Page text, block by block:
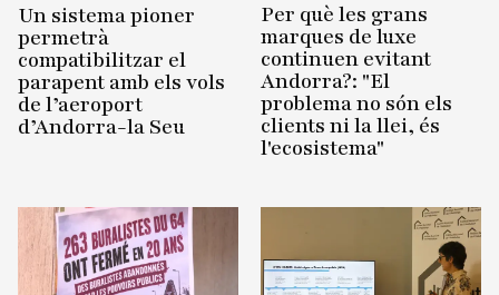
Un sistema pioner
permetrà
compatibilitzar el
parapent amb els vols
de l’aeroport
d’Andorra-la Seu
Per què les grans
marques de luxe
continuen evitant
Andorra?: "El
problema no són els
clients ni la llei, és
l'ecosistema"